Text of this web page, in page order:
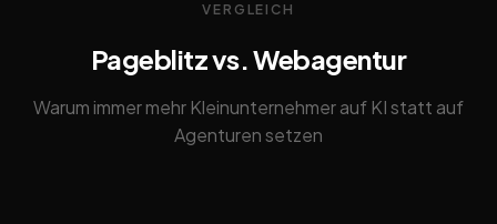
VERGLEICH
Pageblitz vs. Webagentur
Warum immer mehr Kleinunternehmer auf KI statt auf
Agenturen setzen